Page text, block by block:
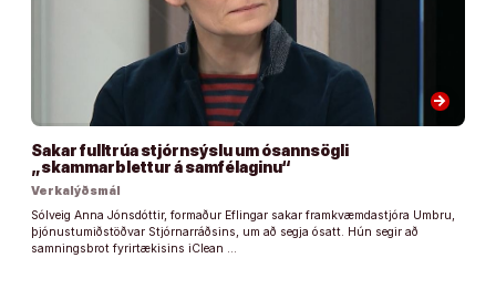
arrow_forward
Sakar fulltrúa stjórnsýslu um ósannsögli
„skammarblettur á samfélaginu“
Verkalýðsmál
Sólveig Anna Jónsdóttir, formaður Eflingar sakar framkvæmdastjóra Umbru,
þjónustumiðstöðvar Stjórnarráðsins, um að segja ósatt. Hún segir að
samningsbrot fyrirtækisins iClean …